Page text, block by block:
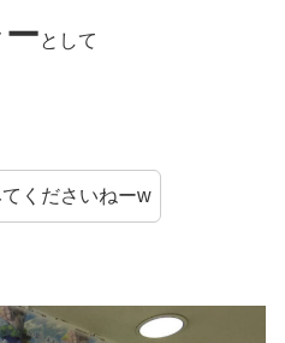
として
くださいねーw